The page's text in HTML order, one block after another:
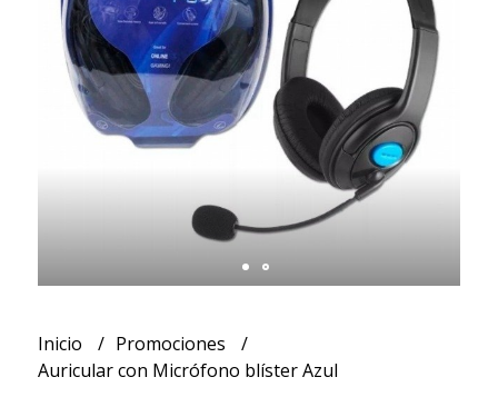
Inicio
Promociones
Auricular con Micrófono blíster Azul